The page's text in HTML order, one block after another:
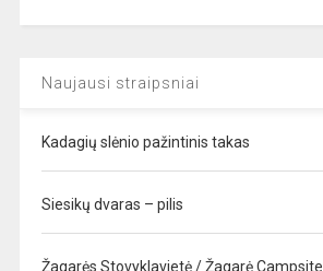
Naujausi straipsniai
Kadagių slėnio pažintinis takas
Siesikų dvaras – pilis
Žagarės Stovyklavietė / Žagarė Campsite